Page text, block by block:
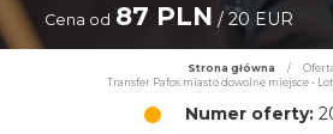
Cena od 87 PLN / 20 EUR
Strona główna /
Transfer Pafos miasto dowolne miejsce -
Numer oferty: